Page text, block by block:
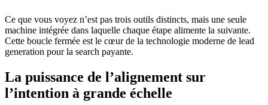
Ce que vous voyez n’est pas trois outils distincts, mais une seule
machine intégrée dans laquelle chaque étape alimente la suivante.
Cette boucle fermée est le cœur de la technologie moderne de lead
generation pour la search payante.
La puissance de l’alignement sur
l’intention à grande échelle